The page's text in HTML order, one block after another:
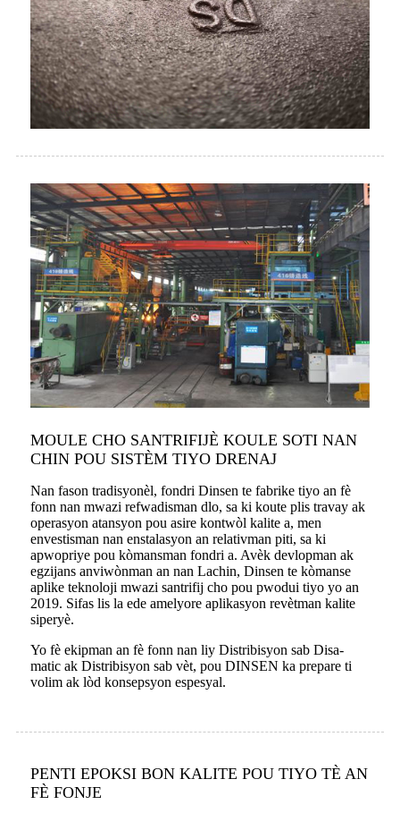
MOULE CHO SANTRIFIJÈ KOULE SOTI NAN
CHIN POU SISTÈM TIYO DRENAJ
Nan fason tradisyonèl, fondri Dinsen te fabrike tiyo an fè
fonn nan mwazi refwadisman dlo, sa ki koute plis travay ak
operasyon atansyon pou asire kontwòl kalite a, men
envestisman nan enstalasyon an relativman piti, sa ki
apwopriye pou kòmansman fondri a. Avèk devlopman ak
egzijans anviwònman an nan Lachin, Dinsen te kòmanse
aplike teknoloji mwazi santrifij cho pou pwodui tiyo yo an
2019. Sifas lis la ede amelyore aplikasyon revètman kalite
siperyè.
Yo fè ekipman an fè fonn nan liy Distribisyon sab Disa-
matic ak Distribisyon sab vèt, pou DINSEN ka prepare ti
volim ak lòd konsepsyon espesyal.
PENTI EPOKSI BON KALITE POU TIYO TÈ AN
FÈ FONJE